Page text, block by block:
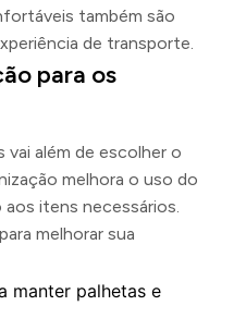
também são
de transporte.
para os
além de escolher o
melhora o uso do
itens necessários.
melhorar sua
manter palhetas e